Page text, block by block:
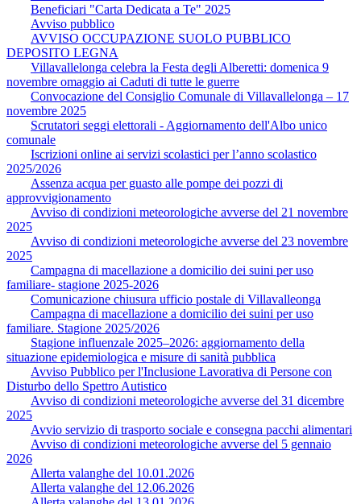
Beneficiari "Carta Dedicata a Te" 2025
Avviso pubblico
AVVISO OCCUPAZIONE SUOLO PUBBLICO
DEPOSITO LEGNA
Villavallelonga celebra la Festa degli Alberetti: domenica 9
novembre omaggio ai Caduti di tutte le guerre
Convocazione del Consiglio Comunale di Villavallelonga – 17
novembre 2025
Scrutatori seggi elettorali - Aggiornamento dell'Albo unico
comunale
Iscrizioni online ai servizi scolastici per l’anno scolastico
2025/2026
Assenza acqua per guasto alle pompe dei pozzi di
approvvigionamento
Avviso di condizioni meteorologiche avverse del 21 novembre
2025
Avviso di condizioni meteorologiche avverse del 23 novembre
2025
Campagna di macellazione a domicilio dei suini per uso
familiare- stagione 2025-2026
Comunicazione chiusura ufficio postale di Villavalleonga
Campagna di macellazione a domicilio dei suini per uso
familiare. Stagione 2025/2026
Stagione influenzale 2025–2026: aggiornamento della
situazione epidemiologica e misure di sanità pubblica
Avviso Pubblico per l'Inclusione Lavorativa di Persone con
Disturbo dello Spettro Autistico
Avviso di condizioni meteorologiche avverse del 31 dicembre
2025
Avvio servizio di trasporto sociale e consegna pacchi alimentari
Avviso di condizioni meteorologiche avverse del 5 gennaio
2026
Allerta valanghe del 10.01.2026
Allerta valanghe del 12.06.2026